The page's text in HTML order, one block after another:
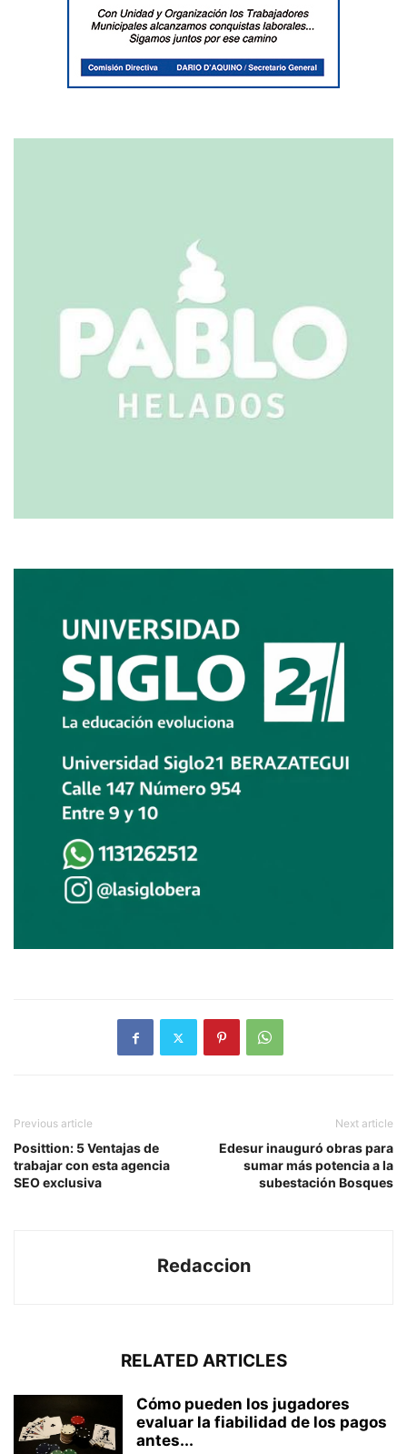
Previous article
Posittion: 5 Ventajas de
trabajar con esta agencia
SEO exclusiva
Next article
Edesur inauguró obras para
sumar más potencia a la
subestación Bosques
Redaccion
RELATED ARTICLES
Cómo pueden los jugadores
evaluar la fiabilidad de los pagos
antes...